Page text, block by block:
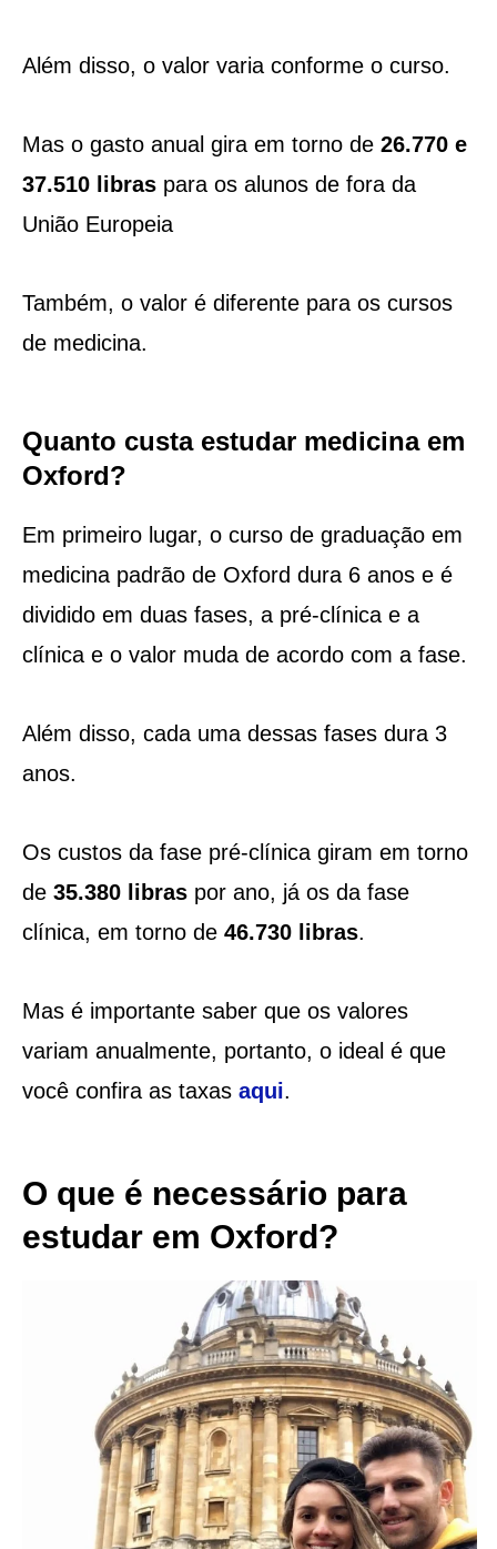
Além disso, o valor varia conforme o curso.
Mas o gasto anual gira em torno de 26.770 e
37.510 libraspara os alunos de fora da
União Europeia
Também, o valor é diferente para os cursos
de medicina.
Quanto custa estudar medicina em
Oxford?
Em primeiro lugar, o curso de graduação em
medicina padrão de Oxford dura 6 anos e é
dividido em duas fases, a pré-clínica e a
clínica e o valor muda de acordo com a fase.
Além disso, cada uma dessas fases dura 3
anos.
Os custos da fase pré-clínica giram em torno
de 35.380 libraspor ano, já os da fase
clínica, em torno de 46.730 libras.
Mas é importante saber que os valores
variam anualmente, portanto, o ideal é que
você confira as taxas aqui.
​O que é necessário para
estudar em Oxford?